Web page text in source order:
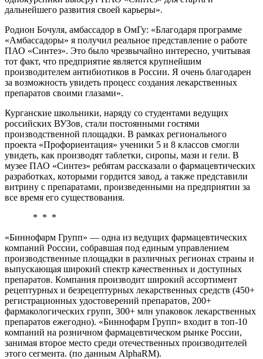
дальнейшего развития своей карьеры».
Родион Бочуля, амбассадор в ОмГу: «Благодаря программе
«Амбассадоры» я получил реальное представление о работе
ПАО «Синтез». Это было чрезвычайно интересно, учитывая
тот факт, что предприятие является крупнейшим
производителем антибиотиков в России. Я очень благодарен
за возможность увидеть процесс создания лекарственных
препаратов своими глазами».
Курганские школьники, наряду со студентами ведущих
российских ВУЗов, стали постоянными гостями
производственной площадки. В рамках регионального
проекта «Профориентация» ученики 5 и 8 классов смогли
увидеть, как производят таблетки, сиропы, мази и гели. В
музее ПАО «Синтез» ребятам рассказали о фармацевтических
разработках, которыми гордится завод, а также представили
витрину с препаратами, произведенными на предприятии за
все время его существования.
* * *
«Биннофарм Групп» — одна из ведущих фармацевтических
компаний России, собравшая под единым управлением
производственные площадки в различных регионах страны и
выпускающая широкий спектр качественных и доступных
препаратов. Компания производит широкий ассортимент
рецептурных и безрецептурных лекарственных средств (450+
регистрационных удостоверений препаратов, 200+
фармакологических групп, 300+ млн упаковок лекарственных
препаратов ежегодно). «Биннофарм Групп» входит в топ-10
компаний на розничном фармацевтическом рынке России,
занимая второе место среди отечественных производителей
этого сегмента. (по данным AlphaRM).